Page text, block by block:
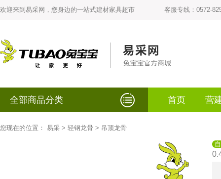
欢迎来到易采网，您身边的一站式建材家具超市 客服专线：0572-
全部商品分类 首页 营
您现在的位置： 易采 > 轻钢龙骨 > 吊顶龙骨